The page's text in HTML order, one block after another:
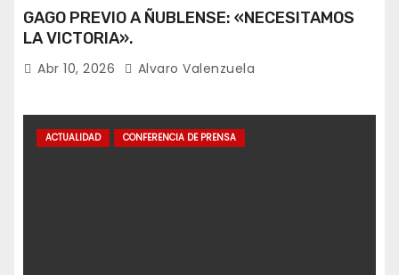
GAGO PREVIO A ÑUBLENSE: «NECESITAMOS
LA VICTORIA».
Abr 10, 2026 Alvaro Valenzuela
ACTUALIDAD CONFERENCIA DE PRENSA